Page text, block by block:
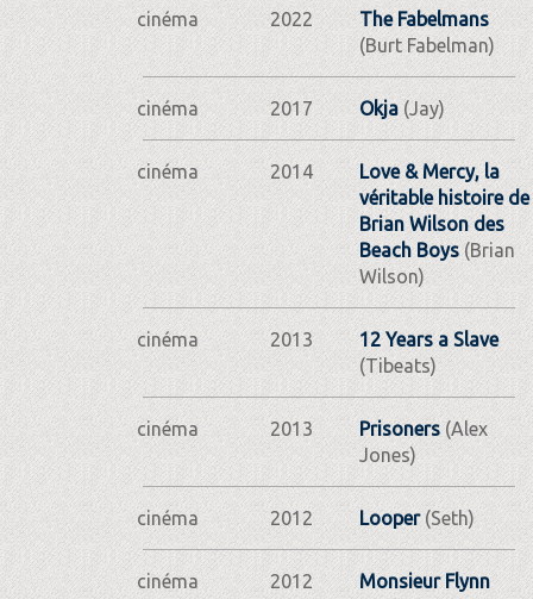
cinéma 2022
The Fabelmans
(Burt Fabelman)
cinéma 2017 Okja(Jay)
cinéma 2014
Love & Mercy, la
véritable histoire de
Brian Wilson des
Beach Boys(Brian
Wilson)
cinéma 2013
12 Years a Slave
(Tibeats)
cinéma 2013 Prisoners(Alex
Jones)
cinéma 2012 Looper(Seth)
cinéma 2012
Monsieur Flynn